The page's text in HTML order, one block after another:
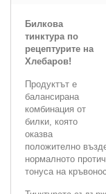
Билкова
тинктура по
рецептурите на
Хлебаров!
Продуктът е
балансирана
комбинация от
билки, която
оказва
положително
нормалното
тонуса на